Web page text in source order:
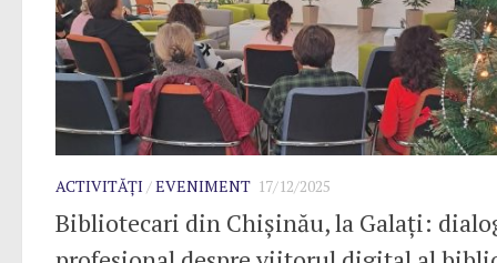
ACTIVITĂȚI /EVENIMENT 17/12/2025
Bibliotecari din Chișinău, la Galați: